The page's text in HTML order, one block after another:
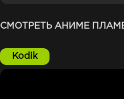
СМОТРЕТЬ АНИМЕ
Kodik